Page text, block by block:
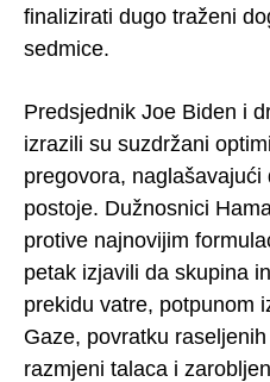
finalizirati dugo traženi
sedmice.
Predsjednik Joe Biden i
izrazili su suzdržani
pregovora,
postoje. Dužnosnici
protive najnovijim
petak izjavili da skupina
prekidu vatre, potpunom
Gaze, povratku
razmjeni talaca i